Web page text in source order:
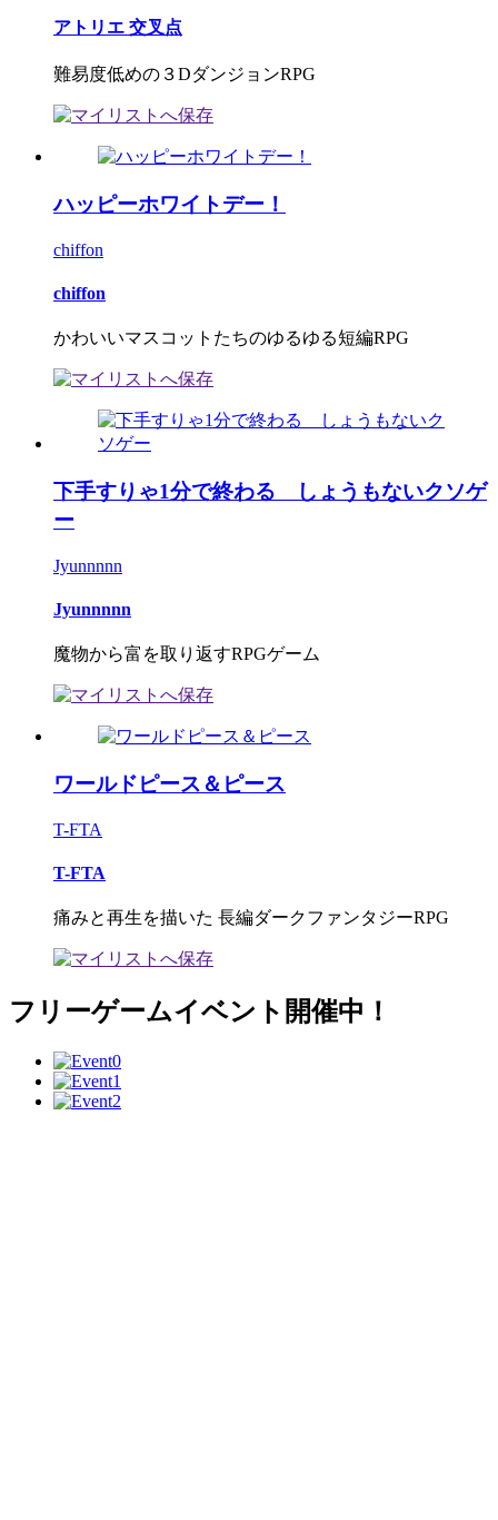
アトリエ 交叉点
難易度低めの３DダンジョンRPG
ハッピーホワイトデー！
chiffon
chiffon
かわいいマスコットたちのゆるゆる短編RPG
下手すりゃ1分で終わる しょうもないクソゲ
ー
Jyunnnnn
Jyunnnnn
魔物から富を取り返すRPGゲーム
ワールドピース＆ピース
T-FTA
T-FTA
痛みと再生を描いた 長編ダークファンタジーRPG
フリーゲームイベント開催中！